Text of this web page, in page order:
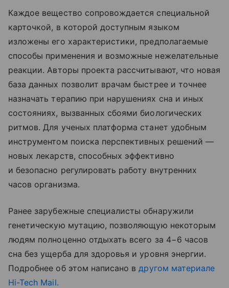
Каждое вещество сопровождается специальной
карточкой, в которой доступным языком
изложены его характеристики, предполагаемые
способы применения и возможные нежелательные
реакции. Авторы проекта рассчитывают, что новая
база данных позволит врачам быстрее и точнее
назначать терапию при нарушениях сна и иных
состояниях, вызванных сбоями биологических
ритмов. Для ученых платформа станет удобным
инструментом поиска перспективных решений —
новых лекарств, способных эффективно
и безопасно регулировать работу внутренних
часов организма.
Ранее зарубежные специалисты обнаружили
генетическую мутацию, позволяющую некоторым
людям полноценно отдыхать всего за 4−6 часов
сна без ущерба для здоровья и уровня энергии.
Подробнее об этом написано вдругом материале
Hi-Tech Mail.